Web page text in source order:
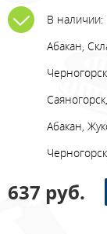
В наличии:
Абакан,
Абакан,
637 руб.